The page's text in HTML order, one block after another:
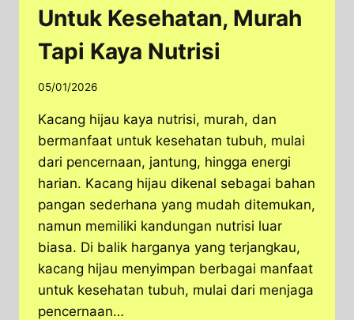
Untuk Kesehatan, Murah
Tapi Kaya Nutrisi
05/01/2026
Kacang hijau kaya nutrisi, murah, dan
bermanfaat untuk kesehatan tubuh, mulai
dari pencernaan, jantung, hingga energi
harian. Kacang hijau dikenal sebagai bahan
pangan sederhana yang mudah ditemukan,
namun memiliki kandungan nutrisi luar
biasa. Di balik harganya yang terjangkau,
kacang hijau menyimpan berbagai manfaat
untuk kesehatan tubuh, mulai dari menjaga
pencernaan…